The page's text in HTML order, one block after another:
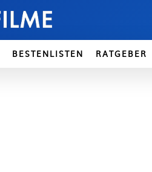
BESTENLISTEN RATGEBER